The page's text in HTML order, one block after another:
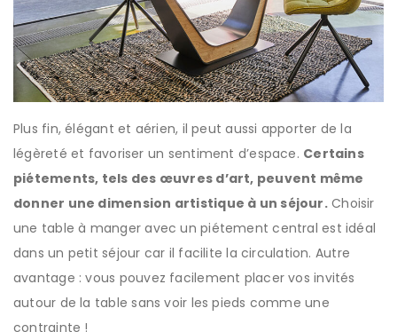
Plus fin, élégant et aérien, il peut aussi apporter de la
légèreté et favoriser un sentiment d’espace. Certains
piétements, tels des œuvres d’art, peuvent même
donner une dimension artistique à un séjour.Choisir
une table à manger avec un piétement central est idéal
dans un petit séjour car il facilite la circulation. Autre
avantage : vous pouvez facilement placer vos invités
autour de la table sans voir les pieds comme une
contrainte !